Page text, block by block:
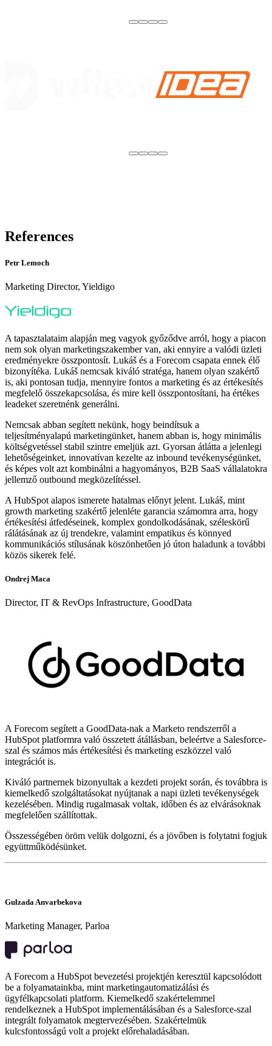
References
Petr Lemoch
Marketing Director, Yieldigo
A tapasztalataim alapján meg vagyok győződve arról, hogy a piacon
nem sok olyan marketingszakember van, aki ennyire a valódi üzleti
eredményekre összpontosít. Lukáš és a Forecom csapata ennek élő
bizonyítéka. Lukáš nemcsak kiváló stratéga, hanem olyan szakértő
is, aki pontosan tudja, mennyire fontos a marketing és az értékesítés
megfelelő összekapcsolása, és mire kell összpontosítani, ha értékes
leadeket szeretnénk generálni.
Nemcsak abban segített nekünk, hogy beindítsuk a
teljesítményalapú marketingünket, hanem abban is, hogy minimális
költségvetéssel stabil szintre emeljük azt. Gyorsan átlátta a jelenlegi
lehetőségeinket, innovatívan kezelte az inbound tevékenységünket,
és képes volt azt kombinálni a hagyományos, B2B SaaS vállalatokra
jellemző outbound megközelítéssel.
A HubSpot alapos ismerete hatalmas előnyt jelent. Lukáš, mint
growth marketing szakértő jelenléte garancia számomra arra, hogy
értékesítési átfedéseinek, komplex gondolkodásának, széleskörű
rálátásának az új trendekre, valamint empatikus és könnyed
kommunikációs stílusának köszönhetően jó úton haladunk a további
közös sikerek felé.
Ondrej Maca
Director, IT & RevOps Infrastructure, GoodData
A Forecom segített a GoodData-nak a Marketo rendszerről a
HubSpot platformra való összetett átállásban, beleértve a Salesforce-
szal és számos más értékesítési és marketing eszközzel való
integrációt is.
Kiváló partnernek bizonyultak a kezdeti projekt során, és továbbra is
kiemelkedő szolgáltatásokat nyújtanak a napi üzleti tevékenységek
kezelésében. Mindig rugalmasak voltak, időben és az elvárásoknak
megfelelően szállítottak.
Összességében öröm velük dolgozni, és a jövőben is folytatni fogjuk
együttműködésünket.
Gulzada Anvarbekova
Marketing Manager, Parloa
A Forecom a HubSpot bevezetési projektjén keresztül kapcsolódott
be a folyamatainkba, mint marketingautomatizálási és
ügyfélkapcsolati platform. Kiemelkedő szakértelemmel
rendelkeznek a HubSpot implementálásában és a Salesforce-szal
integrált folyamatok megtervezésében. Szakértelmük
kulcsfontosságú volt a projekt előrehaladásában.